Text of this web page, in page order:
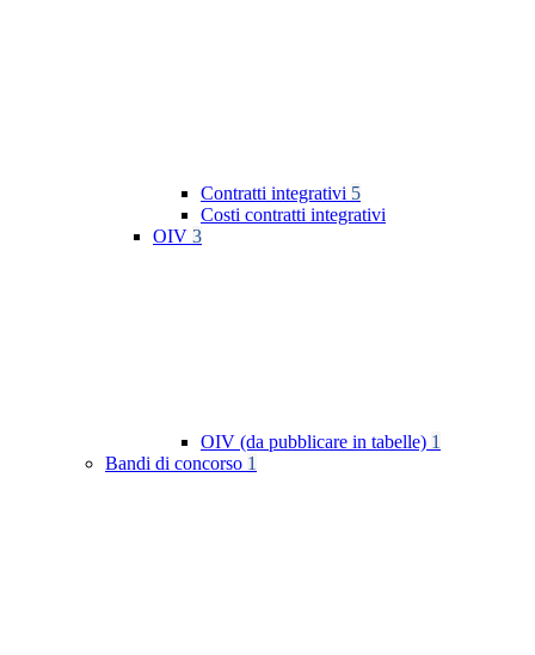
Contratti integrativi 5
Costi contratti integrativi
OIV 3
OIV (da pubblicare in tabelle) 1
Bandi di concorso 1